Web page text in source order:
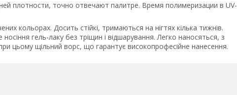
плотности, точно отвечают палитре. Время полимеризации в UV-
кольорах. Досить стійкі, тримаються на нігтях кілька тижнів.
гель-лаку без тріщин і відшарування. Легко наносяться, з
цьому щільний ворс, що гарантує високопрофесійне нанесення.